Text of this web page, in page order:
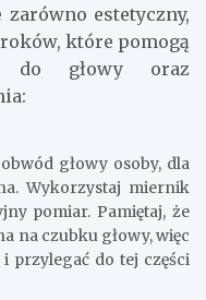
estetyczny,
które pomogą
do głowy oraz
głowy osoby, dla
Wykorzystaj miernik
pomiar. Pamiętaj, że
na czubku głowy, więc
przylegać do tej części